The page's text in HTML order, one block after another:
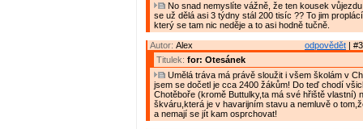
No snad nemyslíte vážně, že ten kousek
se už dělá asi 3 týdny stál 200 tisíc ?? To jim
který se tam nic neděje a to asi hodně tučně.
odpovědět |
Autor: Alex
Titulek: for: Otesánek
Umělá tráva má právě sloužit i všem školám v
jsem se dočetl je cca 2400 žákům! Do teď chodí
Chotěboře (kromě Buttulky,ta má své hřiště vlastní)
škváru,která je v havarijním stavu a nemluvě o
a nemají se jít kam osprchovat!